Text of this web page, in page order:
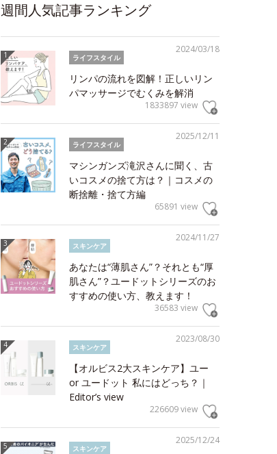
週間人気記事ランキング
2024/03/18
ライフスタイル
リンパの流れを図解！正しいリン
パマッサージでむくみを解消
1833897 view
2025/12/11
ライフスタイル
マシンガンズ滝沢さんに聞く、古
いコスメの捨て方は？｜コスメの
断捨離・捨て方編
65891 view
2024/11/27
スキンケア
あなたは“薄肌さん”？それとも“厚
肌さん”？ユードットシリーズのお
すすめの使い方、教えます！
36583 view
2023/08/30
スキンケア
【オルビス2大スキンケア】ユー
or ユードット 私にはどっち？｜
Editor’s view
226609 view
2025/12/24
スキンケア